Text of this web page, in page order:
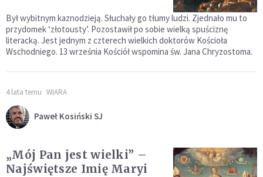
Był wybitnym kaznodzieją. Słuchały go tłumy ludzi. Zjednało mu to
przydomek ‘złotousty’. Pozostawił po sobie wielką spuściznę
literacką. Jest jednym z czterech wielkich doktorów Kościoła
Wschodniego. 13 września Kościół wspomina św. Jana Chryzostoma.
4 lata temu WIARA
Paweł Kosiński SJ
„Mój Pan jest wielki” –
Najświętsze Imię Maryi